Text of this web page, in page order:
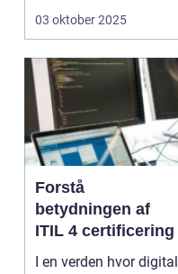
Is&...
03 oktober 2025
Forstå
betydningen af
ITIL 4 certificering
I en verden hvor digital